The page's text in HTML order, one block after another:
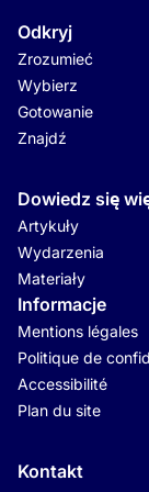
Odkryj
Zrozumieć
Wybierz
Gotowanie
Znajdź
Dowiedz się
Artykuły
Wydarzenia
Materiały
Informacje
Mentions légales
Politique de
Accessibilité
Plan du site
Kontakt